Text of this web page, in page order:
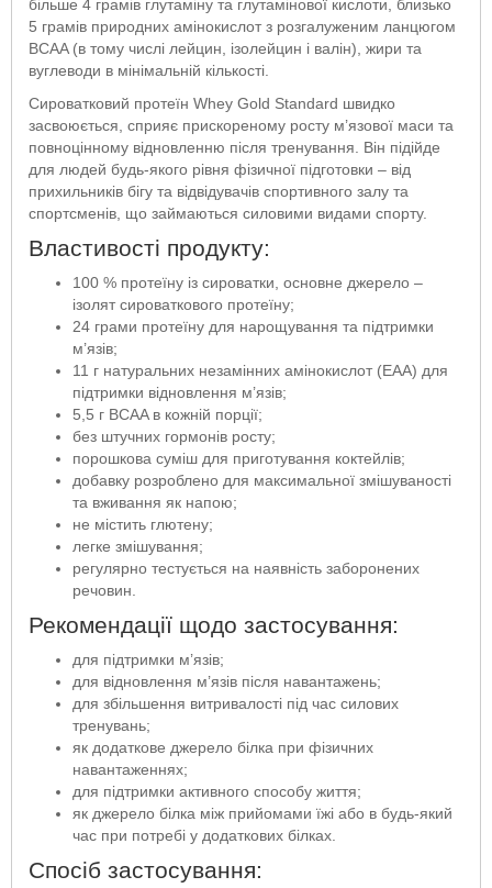
більше 4 грамів глутаміну та глутамінової кислоти, близько
5 грамів природних амінокислот з розгалуженим ланцюгом
BCAA (в тому числі лейцин, ізолейцин і валін), жири та
вуглеводи в мінімальній кількості.
Сироватковий протеїн Whey Gold Standard швидко
засвоюється, сприяє прискореному росту м’язової маси та
повноцінному відновленню після тренування. Він підійде
для людей будь-якого рівня фізичної підготовки – від
прихильників бігу та відвідувачів спортивного залу та
спортсменів, що займаються силовими видами спорту.
Властивості продукту:
100 % протеїну із сироватки, основне джерело –
ізолят сироваткового протеїну;
24 грами протеїну для нарощування та підтримки
м’язів;
11 г натуральних незамінних амінокислот (EAA) для
підтримки відновлення м’язів;
5,5 г BCAA в кожній порції;
без штучних гормонів росту;
порошкова суміш для приготування коктейлів;
добавку розроблено для максимальної змішуваності
та вживання як напою;
не містить глютену;
легке змішування;
регулярно тестується на наявність заборонених
речовин.
Рекомендації щодо застосування:
для підтримки м’язів;
для відновлення м’язів після навантажень;
для збільшення витривалості під час силових
тренувань;
як додаткове джерело білка при фізичних
навантаженнях;
для підтримки активного способу життя;
як джерело білка між прийомами їжі або в будь-який
час при потребі у додаткових білках.
Спосіб застосування: